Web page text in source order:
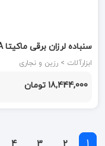
سفارش امارات)
ابزارآلات > رزین و نجاری
18,444,000 تومان
2
3
4